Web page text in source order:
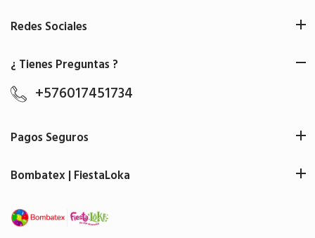
Redes Sociales
¿ Tienes Preguntas ?
+576017451734
Pagos Seguros
Bombatex | FiestaLoka